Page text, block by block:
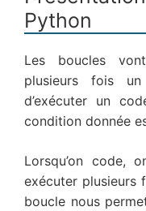
Python
Les boucles
plusieurs fois
d’exécuter un
condition donnée
Lorsqu’on code,
exécuter plusieurs
boucle nous